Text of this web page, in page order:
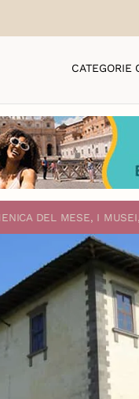
CATEGORIE
DEL MESE, I